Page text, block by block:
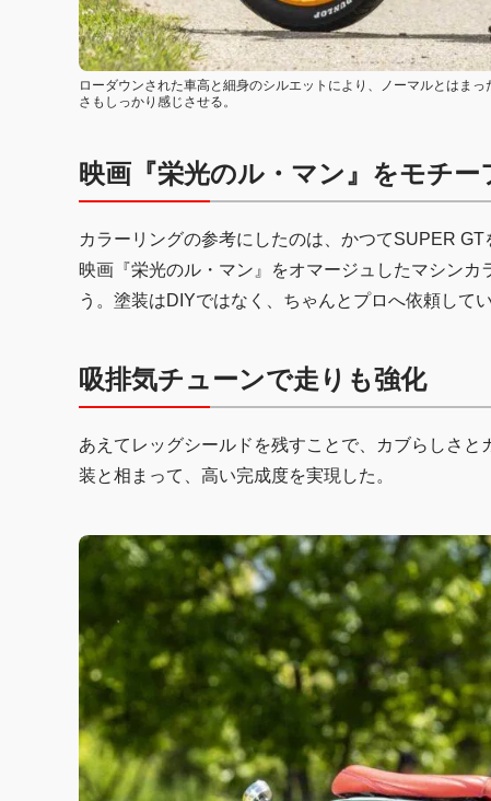
ローダウンされた車高と細身のシルエットにより、ノーマルとはま
さもしっかり感じさせる。
映画『栄光のル・マン』をモチ
カラーリングの参考にしたのは、かつてSUPER
映画『栄光のル・マン』をオマージュしたマシン
う。塗装はDIYではなく、ちゃんとプロへ依頼して
吸排気チューンで走りも強化
あえてレッグシールドを残すことで、カブらしさ
装と相まって、高い完成度を実現した。